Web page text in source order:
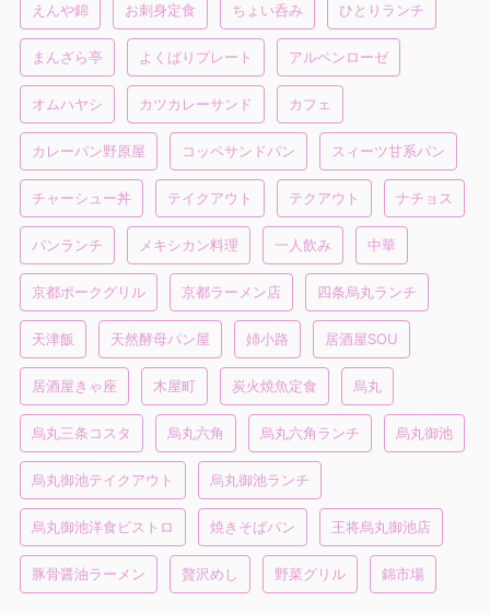
えんや錦 お刺身定食 ちょい呑み ひとりランチ
まんざら亭 よくばりプレート アルペンローゼ
オムハヤシ カツカレーサンド カフェ
カレーパン野原屋 コッペサンドパン スィーツ甘系パン
チャーシュー丼 テイクアウト テクアウト ナチョス
パンランチ メキシカン料理 一人飲み 中華
京都ポークグリル 京都ラーメン店 四条烏丸ランチ
天津飯 天然酵母パン屋 姉小路 居酒屋SOU
居酒屋きゃ座 木屋町 炭火焼魚定食 烏丸
烏丸三条コスタ 烏丸六角 烏丸六角ランチ 烏丸御池
烏丸御池テイクアウト 烏丸御池ランチ
烏丸御池洋食ビストロ 焼きそばパン 王将烏丸御池店
豚骨醤油ラーメン 贅沢めし 野菜グリル 錦市場